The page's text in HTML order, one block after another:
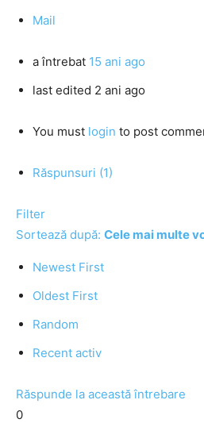
Mail
a întrebat 15 ani ago
last edited 2 ani ago
You must login to post
Răspunsuri (1)
Filter
Sortează după: Cele mai multe
Newest First
Oldest First
Random
Recent activ
Răspunde la această întrebare
0